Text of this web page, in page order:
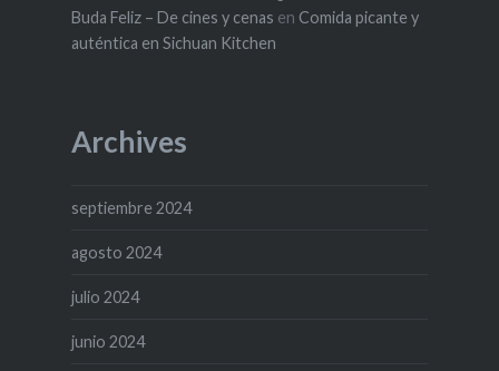
Buda Feliz – De cines y cenas en Comida picante y
auténtica en Sichuan Kitchen
Archives
septiembre 2024
agosto 2024
julio 2024
junio 2024